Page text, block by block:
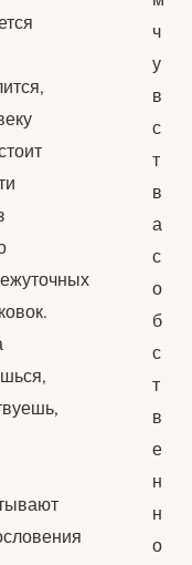
ч
у
в
с
т
в
а
с
о
б
с
т
в
е
н
н
о